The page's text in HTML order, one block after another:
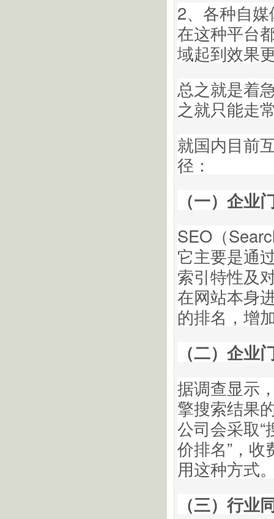
2、各种自
在这种平台
域起到效果
总之就是着
之就只能走
就国内目前
径：
（一）企业
SEO（
它主要是通
索引特性及
在网站本身
的排名，增
（二）企业
据调查显示
擎搜索结果
公司会采取“
价排名”，
用这种方式
（三）行